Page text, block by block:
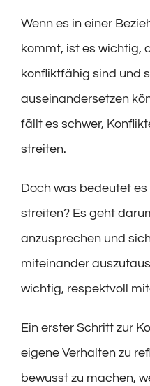
Wenn es in einer
kommt, ist es wichtig,
konfliktfähig sind und
auseinandersetzen
fällt es schwer,
streiten.
Doch was bedeutet es
streiten? Es geht
anzusprechen und
miteinander
wichtig, respektvoll
Ein erster Schritt zur
eigene Verhalten zu
bewusst zu machen,